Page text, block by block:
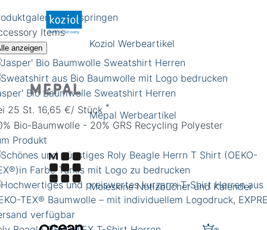
Koziol Werbeartikel
Mepal Werbeartikel
Moleskine Notizbücher und Kalender
überspringen
Items
anzeigen
Bio Baumwolle Sweatshirt Herren
25 St. 16,65 €/ Stück *
Bio-Baumwolle - 20% GRS Recycling Polyester
Produkt